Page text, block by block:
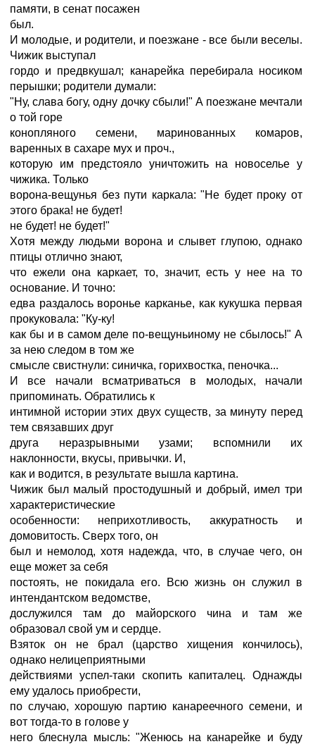
памяти, в сенат посажен
был.
И молодые, и родители, и поезжане - все были веселы.
Чижик выступал
гордо и предвкушал; канарейка перебирала носиком
перышки; родители думали:
"Ну, слава богу, одну дочку сбыли!" А поезжане мечтали
о той горе
конопляного семени, маринованных комаров,
варенных в сахаре мух и проч.,
которую им предстояло уничтожить на новоселье у
чижика. Только
ворона-вещунья без пути каркала: "Не будет проку от
этого брака! не будет!
не будет! не будет!"
Хотя между людьми ворона и слывет глупою, однако
птицы отлично знают,
что ежели она каркает, то, значит, есть у нее на то
основание. И точно:
едва раздалось воронье карканье, как кукушка первая
прокуковала: "Ку-ку!
как бы и в самом деле по-вещуньиному не сбылось!" А
за нею следом в том же
смысле свистнули: синичка, горихвостка, пеночка...
И все начали всматриваться в молодых, начали
припоминать. Обратились к
интимной истории этих двух существ, за минуту перед
тем связавших друг
друга неразрывными узами; вспомнили их
наклонности, вкусы, привычки. И,
как и водится, в результате вышла картина.
Чижик был малый простодушный и добрый, имел три
характеристические
особенности: неприхотливость, аккуратность и
домовитость. Сверх того, он
был и немолод, хотя надежда, что, в случае чего, он
еще может за себя
постоять, не покидала его. Всю жизнь он служил в
интендантском ведомстве,
дослужился там до майорского чина и там же
образовал свой ум и сердце.
Взяток он не брал (царство хищения кончилось),
однако нелицеприятными
действиями успел-таки скопить капиталец. Однажды
ему удалось приобрести,
по случаю, хорошую партию канареечного семени, и
вот тогда-то в голове у
него блеснула мысль: "Женюсь на канарейке и буду